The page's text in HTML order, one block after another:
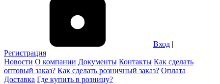
Вход |
Регистрация
Новости О компании Документы Контакты Как сделать
оптовый заказ? Как сделать розничный заказ? Оплата
Доставка Где купить в розницу?